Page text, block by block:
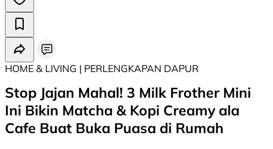
HOME & LIVING | PERLENGKAPAN DAPUR
Stop Jajan Mahal! 3 Milk Frother Mini
Ini Bikin Matcha & Kopi Creamy ala
Cafe Buat Buka Puasa di Rumah